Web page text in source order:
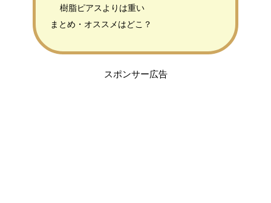
樹脂ピアスよりは重い
まとめ・オススメはどこ？
スポンサー広告